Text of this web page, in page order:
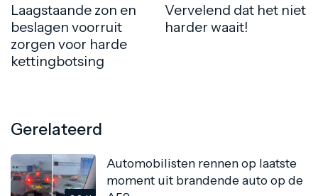
Laagstaande zon en
beslagen voorruit
zorgen voor harde
kettingbotsing
Vervelend dat het niet
harder waait!
Gerelateerd
Automobilisten rennen op laatste
moment uit brandende auto op de